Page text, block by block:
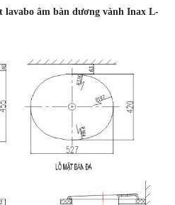
lavabo âm bàn dương vành Inax L-